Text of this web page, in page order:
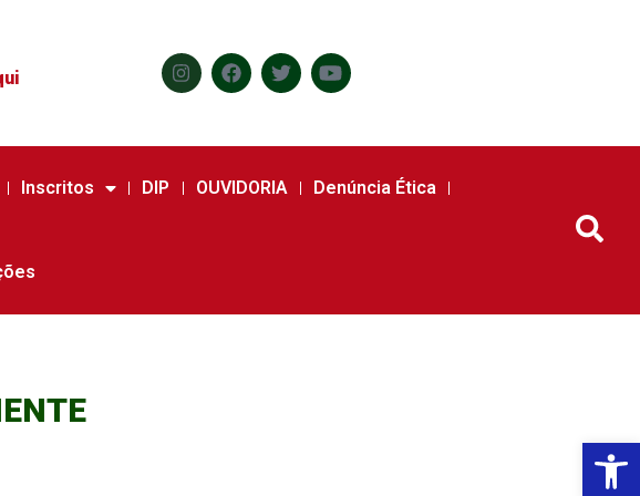
Inscritos DIP OUVIDORIA Denúncia Ética